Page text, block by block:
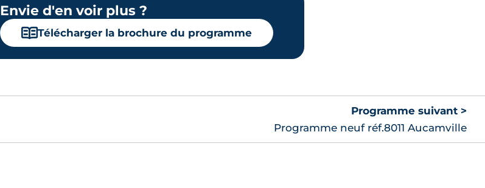
Envie d'en voir plus ?
📖Télécharger la brochure du programme
Programme suivant >
Programme neuf réf.8011 Aucamville